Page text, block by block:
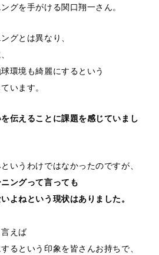
グを手がける関口翔一さん。
グとは異なり、
環境も綺麗にするという
います。
伝えることに課題を感じていまし
いうわけではなかったのですが、
ングって言っても
よねという現状はありました。
えば
るという印象を皆さんお持ちで、